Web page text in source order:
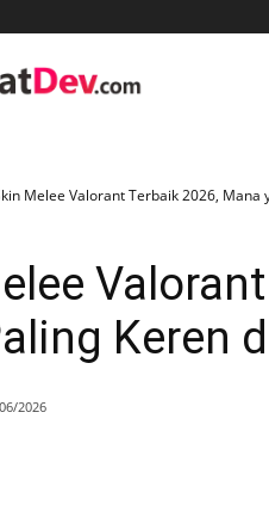
Melee Valorant Terbaik 2026, Mana
Keren
2026